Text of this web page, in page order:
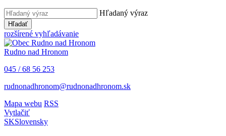
Hľadaný výraz
Hľadať
rozšírené vyhľadávanie
Rudno nad Hronom
045 / 68 56 253
rudnonadhronom@rudnonadhronom.sk
Mapa webu RSS
Vytlačiť
SKSlovensky